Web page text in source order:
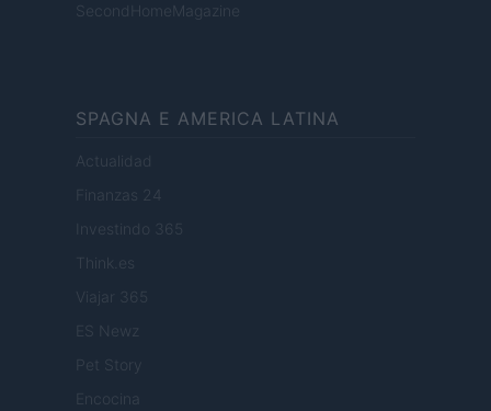
SecondHomeMagazine
SPAGNA E AMERICA LATINA
Actualidad
Finanzas 24
Investindo 365
Think.es
Viajar 365
ES Newz
Pet Story
Encocina